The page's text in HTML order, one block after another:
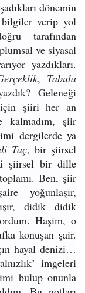
dönemin
bilgiler verip yol
tarafından
ve siyasal
yazdıkları.
, Tabula
Geleneği
şiiri her an
kalmadım, şiir
dergilerde ya
Taç, bir şiirsel
şiirsel bir dille
Ben, şiir
yoğunlaşır,
didik didik
Haşim, o
konuşan şair.
hayal denizi…
imgeleri
bulup onunla